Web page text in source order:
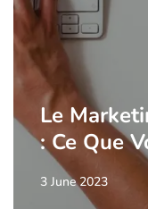
Le
: Ce Que
3 June 2023